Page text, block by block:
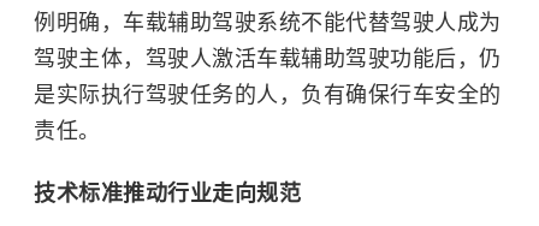
例明确，车载辅助驾驶系统不能代替驾驶人成为
驾驶主体，驾驶人激活车载辅助驾驶功能后，仍
是实际执行驾驶任务的人，负有确保行车安全的
责任。
技术标准推动行业走向规范